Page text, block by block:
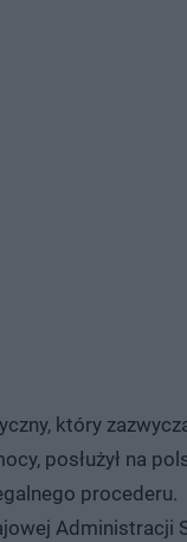
który
posłużył na
procederu.
Administracji